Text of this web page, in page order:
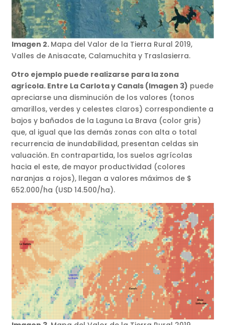
Imagen 2. Mapa del Valor de la Tierra Rural 2019,
Valles de Anisacate, Calamuchita y Traslasierra.
Otro ejemplo puede realizarse para la zona
agrícola. Entre La Carlota y Canals (Imagen 3) puede
apreciarse una disminución de los valores (tonos
amarillos, verdes y celestes claros) correspondiente a
bajos y bañados de la Laguna La Brava (color gris)
que, al igual que las demás zonas con alta o total
recurrencia de inundabilidad, presentan celdas sin
valuación. En contrapartida, los suelos agrícolas
hacia el este, de mayor productividad (colores
naranjas a rojos), llegan a valores máximos de $
652.000/ha (USD 14.500/ha).